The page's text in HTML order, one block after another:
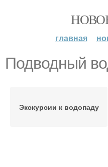
главная
Подводный
Экскурсии к водопаду